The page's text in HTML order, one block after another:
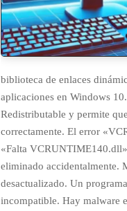
biblioteca de enlaces
aplicaciones en Windows
Redistributable y permite
correctamente. El error
«Falta
eliminado accidentalmente.
desactualizado. Un
incompatible. Hay malware